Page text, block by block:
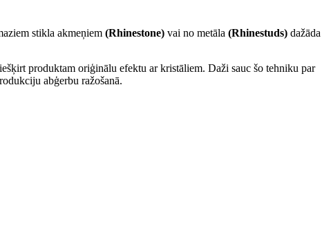
stikla akmeņiem (Rhinestone) vai no metāla (Rhinestuds) dažāda
produktam oriģinālu efektu ar kristāliem. Daži sauc šo tehniku par
abģerbu ražošanā.